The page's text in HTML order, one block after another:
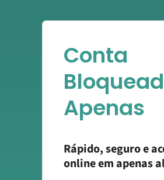
Conta
Apenas
Rápido, seguro e
online em apenas